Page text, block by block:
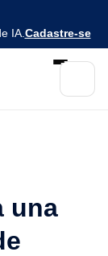
IA. Cadastre-se
una